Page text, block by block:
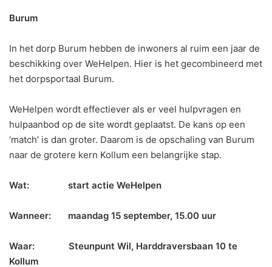
Burum
In het dorp Burum hebben de inwoners al ruim een jaar de
beschikking over WeHelpen. Hier is het gecombineerd met
het dorpsportaal Burum.
WeHelpen wordt effectiever als er veel hulpvragen en
hulpaanbod op de site wordt geplaatst. De kans op een
‘match’ is dan groter. Daarom is de opschaling van Burum
naar de grotere kern Kollum een belangrijke stap.
Wat: start actie WeHelpen
Wanneer: maandag 15 september, 15.00 uur
Waar:
Steunpunt Wil, Harddraversbaan 10 te
Kollum